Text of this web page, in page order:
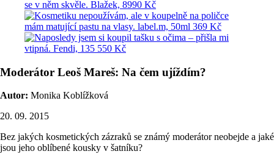
Moderátor Leoš Mareš: Na čem ujíždím?
Autor: Monika Koblížková
20. 09. 2015
Bez jakých kosmetických zázraků se známý moderátor neobejde a jaké
jsou jeho oblíbené kousky v šatníku?